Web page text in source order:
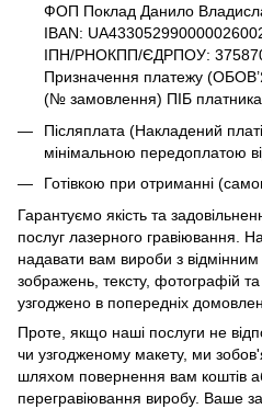
ФОП Поклад Данило
IBAN:
ІПН/РНОКПП/ЄДРПОУ:
Призначення платежу
(№ замовлення) ПІБ
Післяплата (Накладений
мінімальною передоплатою
Готівкою при отриманні
Гарантуємо якість та
послуг лазерного гравіювання.
надавати вам вироби з
зображень, тексту, фотографій
узгоджено в попередніх
Проте, якщо наші послуги не
чи узгодженому макету, ми
шляхом повернення вам коштів
перегравіювання виробу. Ваше